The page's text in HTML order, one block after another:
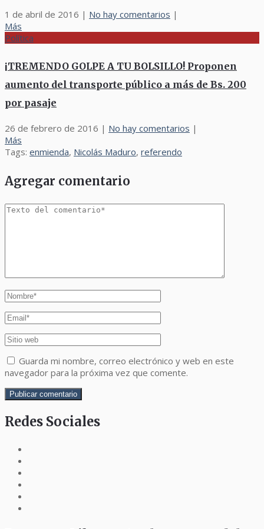
1 de abril de 2016 | No hay comentarios |
Más
Política
¡TREMENDO GOLPE A TU BOLSILLO! Proponen
aumento del transporte público a más de Bs. 200
por pasaje
26 de febrero de 2016 | No hay comentarios |
Más
Tags: enmienda, Nicolás Maduro, referendo
Agregar comentario
Guarda mi nombre, correo electrónico y web en este
navegador para la próxima vez que comente.
Redes Sociales